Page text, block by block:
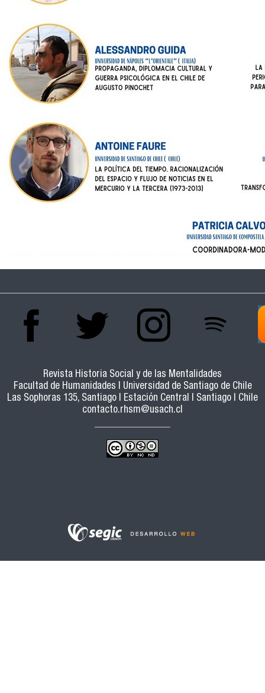
Revista Historia Social y de las Mentalidades
Facultad de Humanidades | Universidad de Santiago de Chile
Las Sophoras 135, Santiago | Estación Central | Santiago | Chile
contacto.rhsm@usach.cl